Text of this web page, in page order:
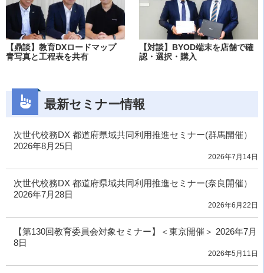
【鼎談】教育DXロードマップ
青写真と工程表を共有
【対談】BYOD端末を店舗で確
認・選択・購入
最新セミナー情報
次世代校務DX 都道府県域共同利用推進セミナー(群馬開催）
2026年8月25日
2026年7月14日
次世代校務DX 都道府県域共同利用推進セミナー(奈良開催）
2026年7月28日
2026年6月22日
【第130回教育委員会対象セミナー】＜東京開催＞ 2026年7月
8日
2026年5月11日